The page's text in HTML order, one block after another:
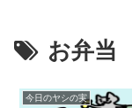
お弁当
今日のヤシの実